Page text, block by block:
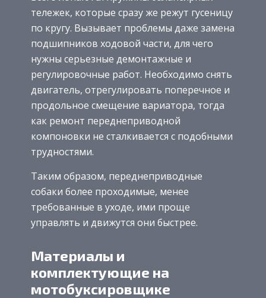
тележек, которые сразу же режут гусеницу
по кругу. Вызывает проблемы даже замена
подшипников ходовой части, для чего
нужны серьезные демонтажные и
регулировочные работ. Необходимо снять
двигатель, отрегулировать поперечное и
продольное смещение вариатора, тогда
как ремонт переднеприводной
компоновки не сталкивается с подобными
трудностями.
Таким образом, переднеприводные
собаки более проходимые, менее
требованные в уходе, ими проще
управлять и движутся они быстрее.
Материалы и
комплектующие на
мотобуксировщике